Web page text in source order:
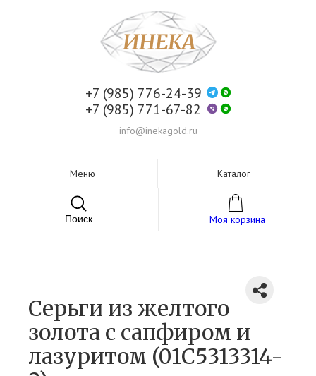
+7 (985) 776-24-39
+7 (985) 771-67-82
info@inekagold.ru
Меню Каталог
Поиск Моя корзина
Серьги из желтого
золота c сапфиром и
лазуритом (01С5313314-